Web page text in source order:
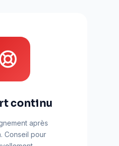
continu
après
Conseil pour